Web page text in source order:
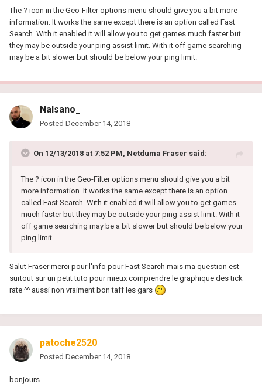
The ? icon in the Geo-Filter options menu should give you a bit more
information. It works the same except there is an option called Fast
Search. With it enabled it will allow you to get games much faster but
they may be outside your ping assist limit. With it off game searching
may be a bit slower but should be below your ping limit.
Nalsano_
Posted December 14, 2018
On 12/13/2018 at 7:52 PM, Netduma Fraser said:
The ? icon in the Geo-Filter options menu should give you a bit
more information. It works the same except there is an option
called Fast Search. With it enabled it will allow you to get games
much faster but they may be outside your ping assist limit. With it
off game searching may be a bit slower but should be below your
ping limit.
Salut Fraser merci pour l'info pour Fast Search mais ma question est
surtout sur un petit tuto pour mieux comprendre le graphique des tick
rate ^^ aussi non vraiment bon taff les gars
patoche2520
Posted December 14, 2018
bonjours